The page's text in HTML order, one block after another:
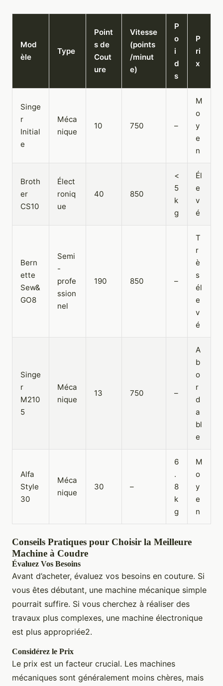
Mod
èle
Type
Point
s de
Cout
ure
Vitesse
(points
/minut
e)
P
o
i
d
s
P
ri
x
Singe
r
Initial
e
Méca
nique
10 750 –
M
o
y
e
n
Broth
er
CS10
Élect
roniq
ue
40 850
<
5
k
g
Él
e
v
é
Bern
ette
Sew&
GO8
Semi
-
profe
ssion
nel
190 850 –
T
r
è
s
él
e
v
é
Singe
r
M210
5
Méca
nique
13 750 –
A
b
o
r
d
a
bl
e
Alfa
Style
30
Méca
nique
30 –
6
.
8
k
g
M
o
y
e
n
Conseils Pratiques pour Choisir la Meilleure
Machine à Coudre
Évaluez Vos Besoins
Avant d’acheter, évaluez vos besoins en couture. Si
vous êtes débutant, une machine mécanique simple
pourrait suffire. Si vous cherchez à réaliser des
travaux plus complexes, une machine électronique
est plus appropriée2.
Considérez le Prix
Le prix est un facteur crucial. Les machines
mécaniques sont généralement moins chères, mais